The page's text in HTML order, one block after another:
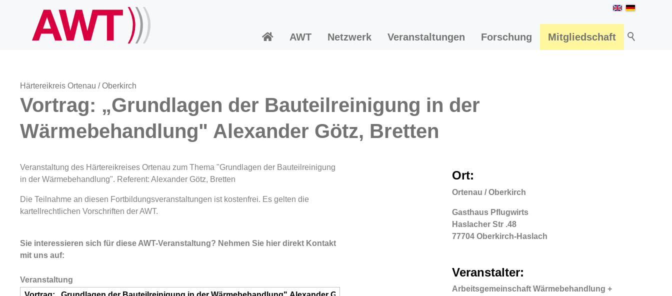
AWT Netzwerk Veranstaltungen Forschung Mitgliedschaft
Härtereikreis Ortenau / Oberkirch
Vortrag: „Grundlagen der Bauteilreinigung in der
Wärmebehandlung" Alexander Götz, Bretten
Veranstaltung des Härtereikreises Ortenau zum Thema "Grundlagen der Bauteilreinigung
in der Wärmebehandlung". Referent: Alexander Götz, Bretten
Die Teilnahme an diesen Fortbildungsveranstaltungen ist kostenfrei. Es gelten die
kartellrechtlichen Vorschriften der AWT.
Sie interessieren sich für diese AWT-Veranstaltung? Nehmen Sie hier direkt Kontakt
mit uns auf:
Veranstaltung
Ort:
Ortenau / Oberkirch
Gasthaus Pflugwirts
Haslacher Str .48
77704 Oberkirch-Haslach
Veranstalter:
Arbeitsgemeinschaft Wärmebehandlung +